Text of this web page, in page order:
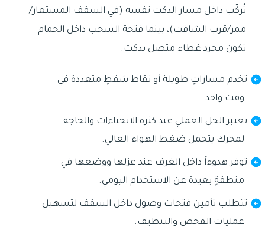
تُركّب داخل مسار الدكت نفسه (في السقف المستعار/
ممر/قرب الشافت)، بينما فتحة السحب داخل الحمام
تكون مجرد غطاء متصل بدكت.
تخدم مساراتٍ طويلة أو نقاط شفطٍ متعددة في
وقت واحد.
تعتبر الحل العملي عند كثرة الانحناءات والحاجة
لمحرك يتحمل ضغط الهواء العالي.
توفر هدوءاً داخل الغرف عند عزلها ووضعها في
منطقةٍ بعيدة عن الاستخدام اليومي.
تتطلب تأمين فتحات وصول داخل السقف لتسهيل
عمليات الفحص والتنظيف.